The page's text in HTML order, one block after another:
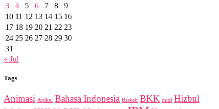
3
4 5 6 7 8
9
10 11 12 13 14 15 16
17 18 19 20 21 22 23
24 25 26 27 28 29 30
31
« Jul
Tags
Animasi Artikel Bahasa Indonesia Barkab BKK dudi Hizbul